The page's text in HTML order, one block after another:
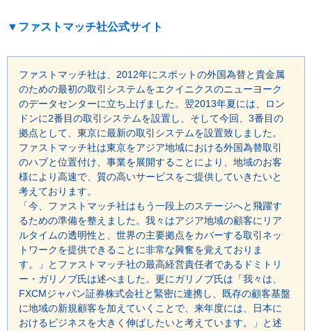
▼ファストマッチ社公式サイト
ファストマッチ社は、2012年にスポットの外国為替と貴金属
のための最初の取引システムをエクイニクスのニューヨーク
のデータセンターに立ち上げました。翌2013年夏には、ロン
ドンに2番目の取引システムを設置し、そして今回、3番目の
拠点として、東京に最新の取引システムを設置致しました。
ファストマッチ社は東京をアジア地域における外国為替取引
のハブと位置付け、事業を展開することにより、地域のお客
様により高速で、質の高いサービスをご提供していきたいと
考えております。
「今、ファストマッチ社はもう一段上のステージへと飛躍す
るための準備を整えました。我々はアジア地域の顧客にリア
ルタイムの透明性と、世界の主要拠点をカバーする取引ネッ
トワークを提供できることに非常な興奮を覚えておりま
す。」とファストマッチ社の最高経営責任者であるドミトリ
ー・ガリノブ氏は述べました。更にガリノブ氏は「我々は、
FXCMジャパン証券株式会社と緊密に連携し、既存の顧客基盤
に地域の新規顧客を加えていくことで、来年度には、日本に
おけるビジネスを大きく伸ばしたいと考えています。」と述